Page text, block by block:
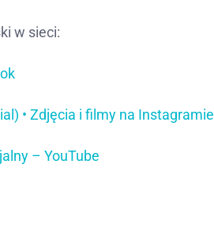
w sieci:
• Zdjęcia i filmy na Instagramie
– YouTube